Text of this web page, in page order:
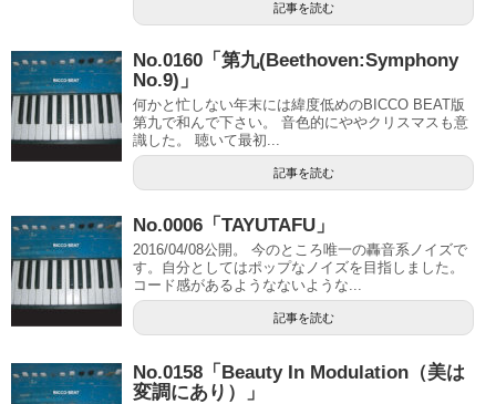
記事を読む
No.0160「第九(Beethoven:Symphony
No.9)」
何かと忙しない年末には緯度低めのBICCO BEAT版
第九で和んで下さい。 音色的にややクリスマスも意
識した。 聴いて最初...
記事を読む
No.0006「TAYUTAFU」
2016/04/08公開。 今のところ唯一の轟音系ノイズで
す。自分としてはポップなノイズを目指しました。
コード感があるようなないような...
記事を読む
No.0158「Beauty In Modulation（美は
変調にあり）」